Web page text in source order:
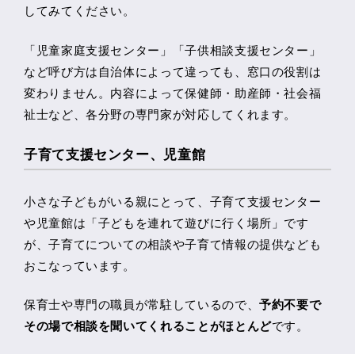
してみてください。
「児童家庭支援センター」「子供相談支援センター」
など呼び方は自治体によって違っても、窓口の役割は
変わりません。内容によって保健師・助産師・社会福
祉士など、各分野の専門家が対応してくれます。
子育て支援センター、児童館
小さな子どもがいる親にとって、子育て支援センター
や児童館は「子どもを連れて遊びに行く場所」です
が、子育てについての相談や子育て情報の提供なども
おこなっています。
保育士や専門の職員が常駐しているので、予約不要で
その場で相談を聞いてくれることがほとんどです。